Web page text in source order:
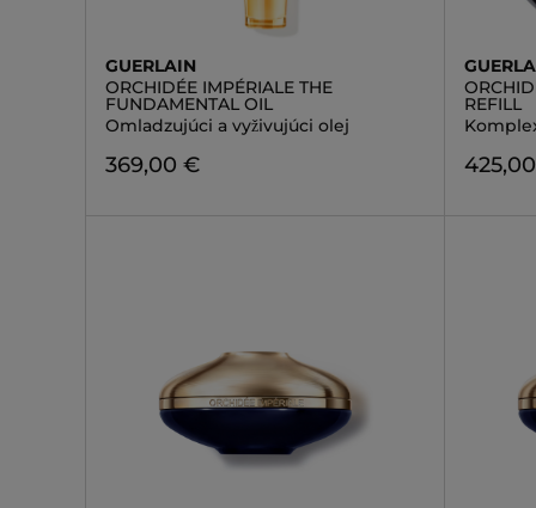
GUERLAIN
ORCHIDÉE IMPÉRIALE THE
FUNDAMENTAL OIL
Omladzujúci a vyživujúci olej
369,00 €
REFILL